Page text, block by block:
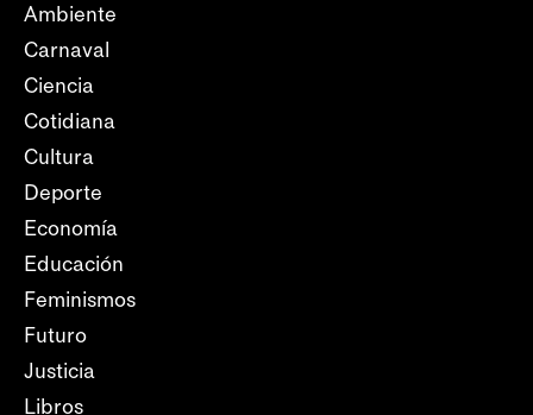
Ambiente
Carnaval
Ciencia
Cotidiana
Cultura
Deporte
Economía
Educación
Feminismos
Futuro
Justicia
Libros